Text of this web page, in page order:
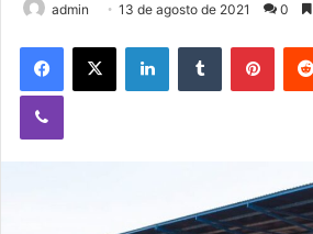
admin 13 de agosto de 2021 0